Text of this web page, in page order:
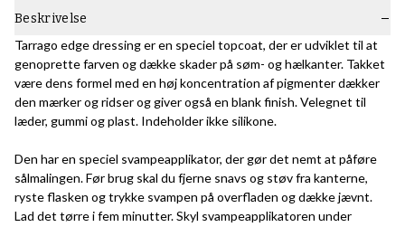
Beskrivelse
Tarrago edge dressing er en speciel topcoat, der er udviklet til at
genoprette farven og dække skader på søm- og hælkanter. Takket
være dens formel med en høj koncentration af pigmenter dækker
den mærker og ridser og giver også en blank finish. Velegnet til
læder, gummi og plast. Indeholder ikke silikone.
Den har en speciel svampeapplikator, der gør det nemt at påføre
sålmalingen. Før brug skal du fjerne snavs og støv fra kanterne,
ryste flasken og trykke svampen på overfladen og dække jævnt.
Lad det tørre i fem minutter. Skyl svampeapplikatoren under